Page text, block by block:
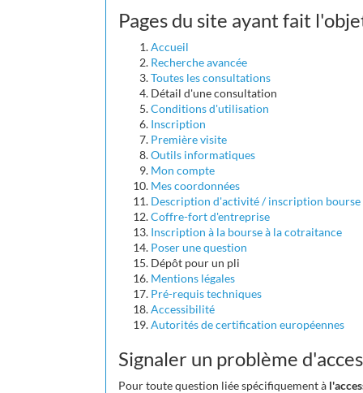
Pages du site ayant fait
Accueil
Recherche avancée
Toutes les consultations
Détail d'une consultation
Conditions d'utilisation
Inscription
Première visite
Outils informatiques
Mon compte
Mes coordonnées
Description d'activité / inscription bourse
Coffre-fort d'entreprise
Inscription à la bourse à la cotraitance
Poser une question
Dépôt pour un pli
Mentions légales
Pré-requis techniques
Accessibilité
Autorités de certification européennes
Signaler un problème
Pour toute question liée spécifiquement à